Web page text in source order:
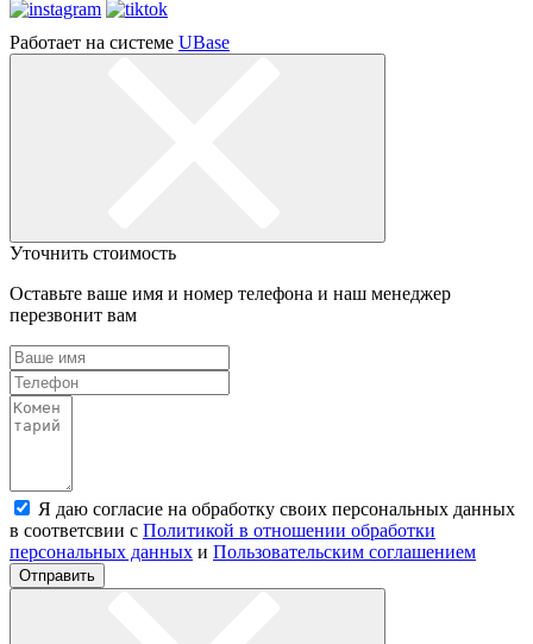
Работает на системе UBase
Уточнить стоимость
Оставьте ваше имя и номер телефона и наш менеджер
перезвонит вам
Я даю согласие на обработку своих персональных данных
в соответсвии с Политикой в отношении обработки
персональных данных и Пользовательским соглашением
Отправить